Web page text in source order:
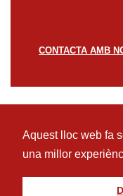
Aquest lloc web fa
una millor
CONTACTA AMB